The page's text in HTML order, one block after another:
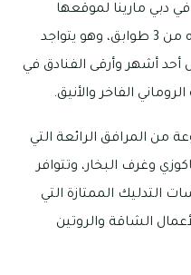
دبي مارينا لموقعها
الجوهري، فضلًا عن اتساعه لتكونه من 3 طوابق، وهو يتواجد
أحد أشهر وأرقى الفنادق في
الفاخر والأنيق.
من المرافق الرائعة التي
وغرف البخار، وتتوافر
التدليك الممتازة التي
الشاقة والروتين